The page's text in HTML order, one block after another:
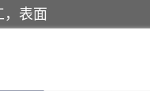
，表面